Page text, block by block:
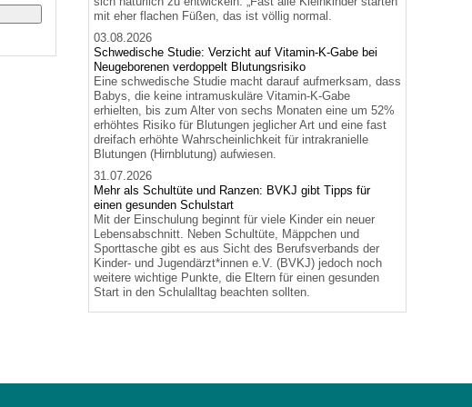
mit eher flachen Füßen, das ist völlig normal.
03.08.2026
Schwedische Studie: Verzicht auf Vitamin-K-Gabe bei
Neugeborenen verdoppelt Blutungsrisiko
Eine schwedische Studie macht darauf aufmerksam, dass
Babys, die keine intramuskuläre Vitamin-K-Gabe
erhielten, bis zum Alter von sechs Monaten eine um 52%
erhöhtes Risiko für Blutungen jeglicher Art und eine fast
dreifach erhöhte Wahrscheinlichkeit für intrakranielle
Blutungen (Hirnblutung) aufwiesen.
31.07.2026
Mehr als Schultüte und Ranzen: BVKJ gibt Tipps für
einen gesunden Schulstart
Mit der Einschulung beginnt für viele Kinder ein neuer
Lebensabschnitt. Neben Schultüte, Mäppchen und
Sporttasche gibt es aus Sicht des Berufsverbands der
Kinder- und Jugendärzt*innen e.V. (BVKJ) jedoch noch
weitere wichtige Punkte, die Eltern für einen gesunden
Start in den Schulalltag beachten sollten.